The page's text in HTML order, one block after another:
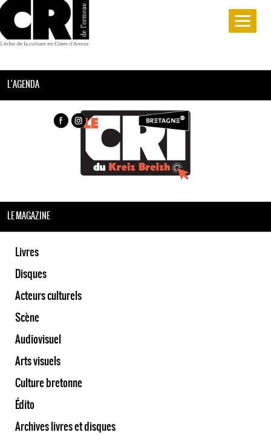
L'AGENDA
LE MAGAZINE
Livres
Disques
Acteurs culturels
Scène
Audiovisuel
Arts visuels
Culture bretonne
Édito
Archives livres et disques